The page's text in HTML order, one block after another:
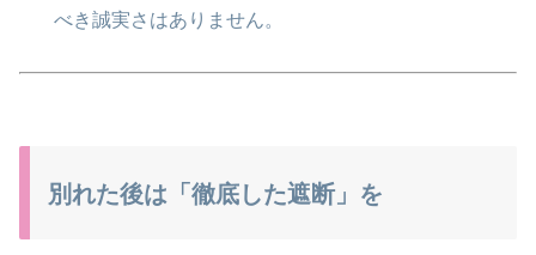
べき誠実さはありません。
別れた後は「徹底した遮断」を